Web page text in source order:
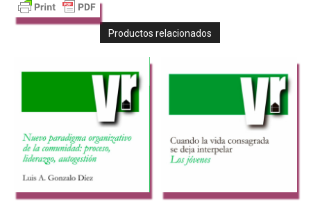
Productos relacionados